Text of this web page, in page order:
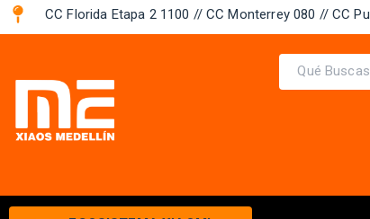
CC Florida Etapa 2 1100 // CC Monterrey 080 // CC